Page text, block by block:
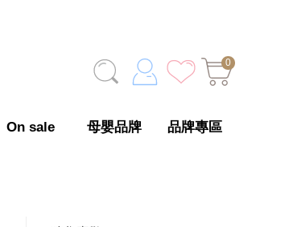
0
On sale 母嬰品牌 品牌專區